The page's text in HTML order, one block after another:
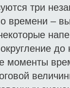
три
времени –
моменты